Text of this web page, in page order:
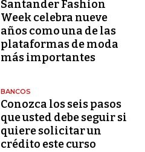
Santander Fashion
Week celebra nueve
años como una de las
plataformas de moda
más importantes
BANCOS
Conozca los seis pasos
que usted debe seguir si
quiere solicitar un
crédito este curso